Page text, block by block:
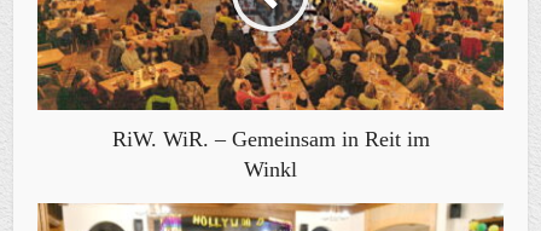
RiW. WiR. – Gemeinsam in Reit im
Winkl